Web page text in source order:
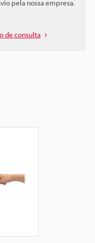
pela nossa empresa.
de consulta